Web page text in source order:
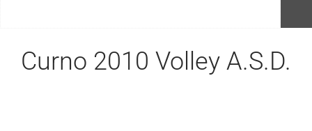
Curno 2010 Volley A.S.D.